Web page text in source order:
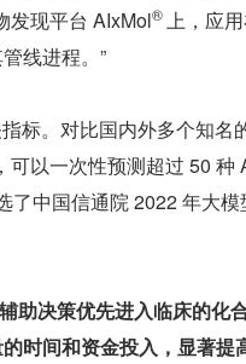
发现平台 AIxMol®️ 上，应
线进程。”
标。对比国内外多个知名
以一次性预测超过 50 种
了中国信通院 2022 年大模
助决策优先进入临床的化
时间和资金投入，显著提